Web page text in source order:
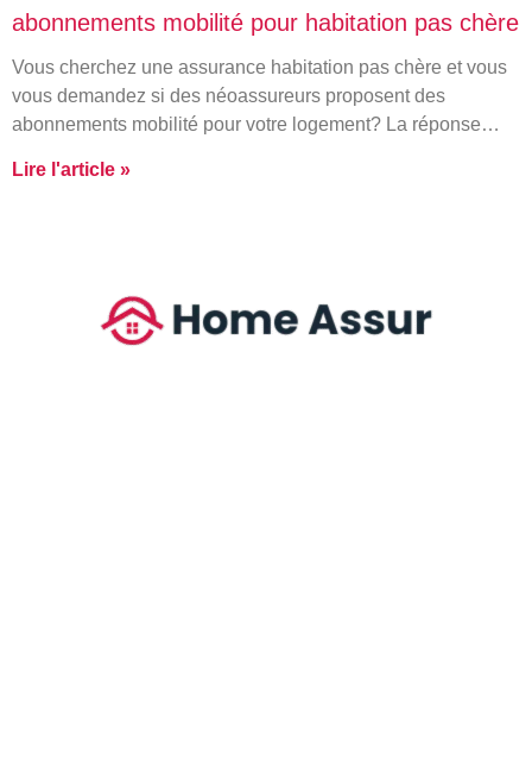
abonnements mobilité pour habitation pas chère
Vous cherchez une assurance habitation pas chère et vous
vous demandez si des néoassureurs proposent des
abonnements mobilité pour votre logement? La réponse…
Lire l'article »